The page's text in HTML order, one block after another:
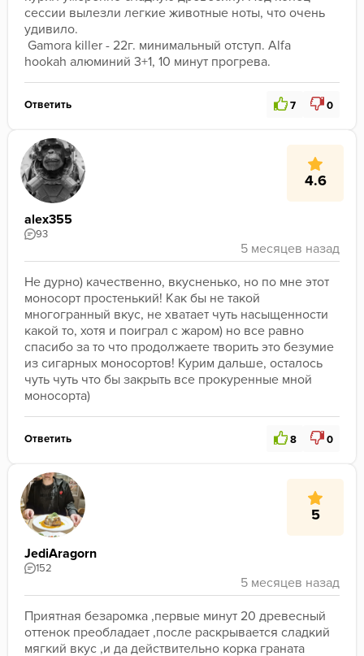
сессии вылезли легкие животные ноты, что очень
удивило.
hookah алюминий 3+1, 10 минут прогрева.
Ответить 7 0
4.6
alex355
93
Не дурно) качественно, вкусненько, но по мне этот
моносорт простенький! Как бы не такой
многогранный вкус, не хватает чуть насыщенности
какой то, хотя и поиграл с жаром) но все равно
спасибо за то что продолжаете творить это безумие
из сигарных моносортов! Курим дальше, осталось
чуть чуть что бы закрыть все прокуренные мной
моносорта)
Ответить 8 0
5
JediAragorn
152
Приятная безаромка ,первые минут 20 древесный
оттенок преобладает ,после раскрывается сладкий
мягкий вкус ,и да действительно корка граната